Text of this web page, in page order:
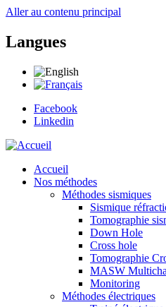
Aller au contenu principal
Langues
Facebook
Linkedin
Accueil
Nos méthodes
Méthodes sismiques
Sismique
Tomographie
Down Hole
Cross hole
Tomographie
MASW
Monitoring
Méthodes électriques